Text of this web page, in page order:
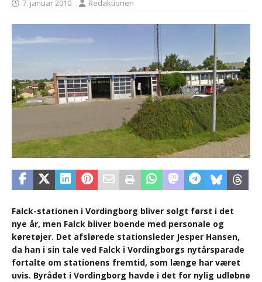
7. januar 2010 Redaktionen
Falck-stationen i Vordingborg bliver solgt først i det
nye år, men Falck bliver boende med personale og
køretøjer. Det afslørede stationsleder Jesper Hansen,
da han i sin tale ved Falck i Vordingborgs nytårsparade
fortalte om stationens fremtid, som længe har været
uvis. Byrådet i Vordingborg havde i det for nylig udløbne